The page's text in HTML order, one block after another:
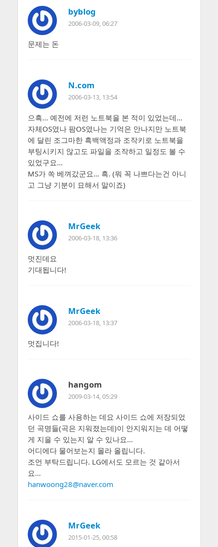
byblog
2006-03-09, 06:27
문제는 돈
N.com
2006-03-13, 13:54
으흑… 예전에 저런 노트북을 본 적이 있었는데…
자체OS였나 팜OS였나는 기억은 안나지만 노트북
에 달린 조그마한 흑백액정과 조작키로 노트북을
부팅시키지 않고도 파일을 조작하고 일정도 볼 수
있었구요…
MS가 쏙 베껴갔군요… 흑. (뭐 꼭 나쁘다는건 아니
고 그냥 기분이 묘해서 말이죠)
MrGeek
2006-03-18, 13:36
멋진데요
기대됩니다!
MrGeek
2006-03-18, 13:37
멋집니다!
hangom
2009-03-14, 05:29
사이드 쇼를 사용하는 데요 사이드 쇼에 저장되었
던 곡명들(곡은 지워졌는데)이 안지워지는 데 어떻
게 지을 수 있는지 알 수 있나요…
어디에다 물어보는지 몰라 올립니다.
조언 부탁드립니다. LG에서도 모르는 것 같아서
요…
hanwoong28@naver.com
MrGeek
2015-01-25, 00:58